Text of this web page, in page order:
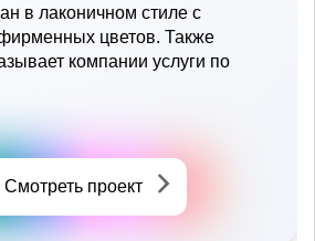
в лаконичном стиле с
цветов. Также
компании услуги по
Смотреть проект